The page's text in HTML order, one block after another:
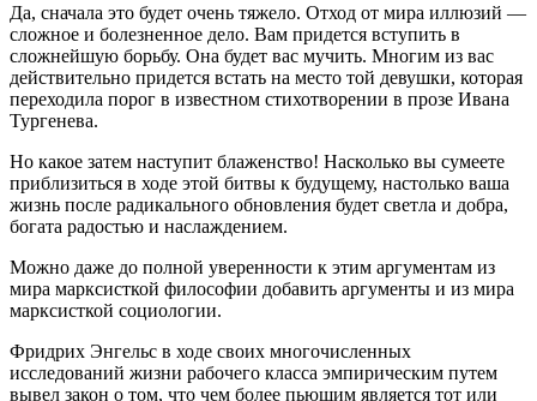
Да, сначала это будет очень тяжело. Отход от мира иллюзий —
сложное и болезненное дело. Вам придется вступить в
сложнейшую борьбу. Она будет вас мучить. Многим из вас
действительно придется встать на место той девушки, которая
переходила порог в известном стихотворении в прозе Ивана
Тургенева.
Но какое затем наступит блаженство! Насколько вы сумеете
приблизиться в ходе этой битвы к будущему, настолько ваша
жизнь после радикального обновления будет светла и добра,
богата радостью и наслаждением.
Можно даже до полной уверенности к этим аргументам из
мира марксисткой философии добавить аргументы и из мира
марксисткой социологии.
Фридрих Энгельс в ходе своих многочисленных
исследований жизни рабочего класса эмпирическим путем
вывел закон о том, что чем более пьющим является тот или